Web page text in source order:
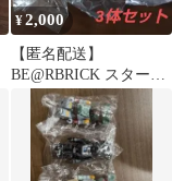
¥2,000
【匿名配送】
BE@RBRICK スター・
ウォーズマンダロリア
ン 3体セット